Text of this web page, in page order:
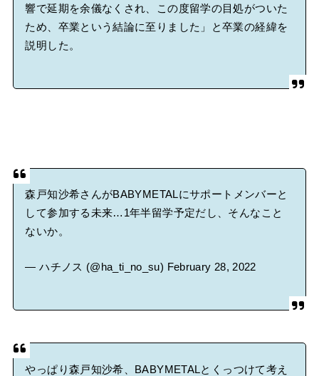
響で延期を余儀なくされ、この度留学の目処がついた
ため、卒業という結論に至りました」と卒業の経緯を
説明した。
森戸知沙希さんがBABYMETALにサポートメンバーと
して参加する未来…1年半留学予定だし、そんなこと
ないか。
— ハチノス (@ha_ti_no_su) February 28, 2022
やっぱり森戸知沙希、BABYMETALとくっつけて考え